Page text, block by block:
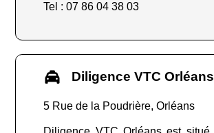
Tel : 07 86 04 38 03
Diligence VTC Orléans
5 Rue de la Poudrière, Orléans